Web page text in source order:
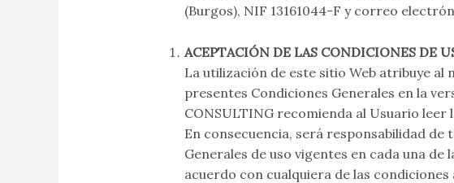
(Burgos), NIF 13161044-F y correo
ACEPTACIÓN DE LAS CONDICIONES DE
La utilización de este sitio Web atribuye al
presentes Condiciones Generales en la
CONSULTING recomienda al Usuario leer
En consecuencia, será responsabilidad
Generales de uso vigentes en cada una de
acuerdo con cualquiera de las